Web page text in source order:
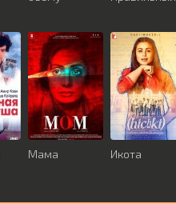
Мама Икота